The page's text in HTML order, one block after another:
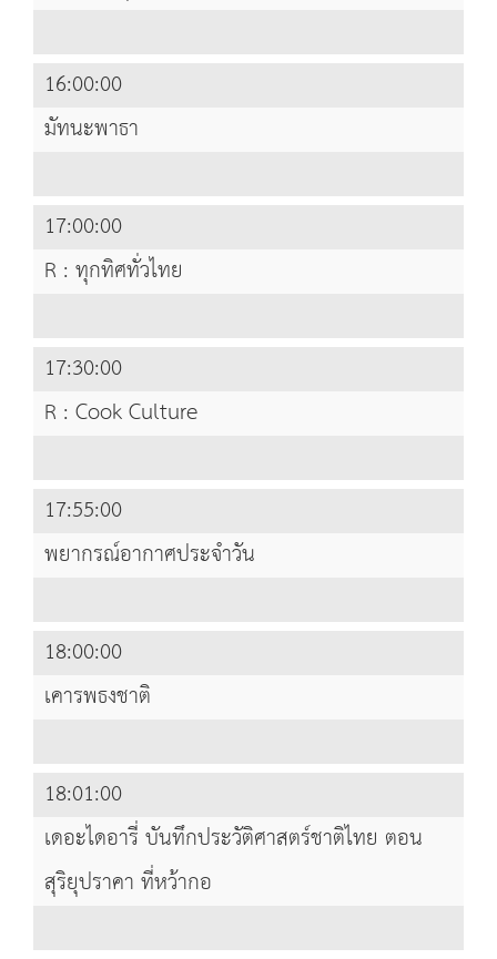
16:00:00
มัทนะพาธา
17:00:00
R : ทุกทิศทั่วไทย
17:30:00
R : Cook Culture
17:55:00
พยากรณ์อากาศประจำวัน
18:00:00
เคารพธงชาติ
18:01:00
เดอะไดอารี่ บันทึกประวัติศาสตร์ชาติไทย ตอน
สุริยุปราคา ที่หว้ากอ